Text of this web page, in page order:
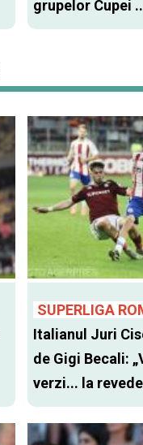
grupelor Cupei
SUPERLIGA
Italianul Juri
de Gigi Becali:
verzi... la